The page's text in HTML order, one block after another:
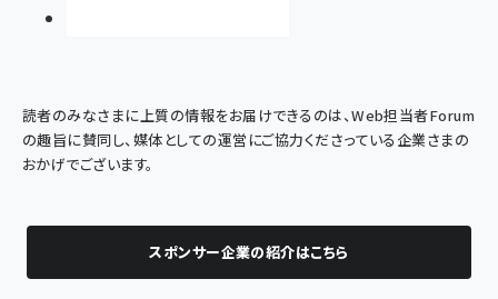
読者のみなさまに上質の情報をお届けできるのは、Web担当者Forum
の趣旨に賛同し、媒体としての運営にご協力くださっている企業さまの
おかげでございます。
スポンサー企業の紹介はこちら